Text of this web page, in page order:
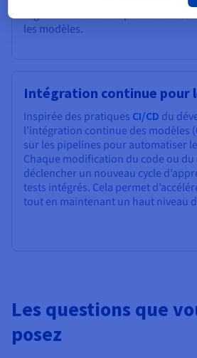
réglementaire ou l’explicabilité des
les modèles.
Intégration continue pour
Inspirée des pratiques CI/CD du
l’intégration continue des modèles
sur les pipelines pour automatiser
Chaque modification du code ou
déclencher un nouveau cycle
tests intégrés. Cela permet
tout en maintenant un haut niveau
Les questions que
posez